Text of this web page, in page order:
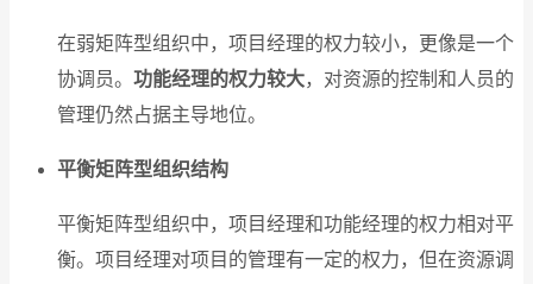
在弱矩阵型组织中，项目经理的权力较小，更像是一个
协调员。 功能经理的权力较大，对资源的控制和人员的
管理仍然占据主导地位。
平衡矩阵型组织结构
平衡矩阵型组织中，项目经理和功能经理的权力相对平
衡。项目经理对项目的管理有一定的权力，但在资源调